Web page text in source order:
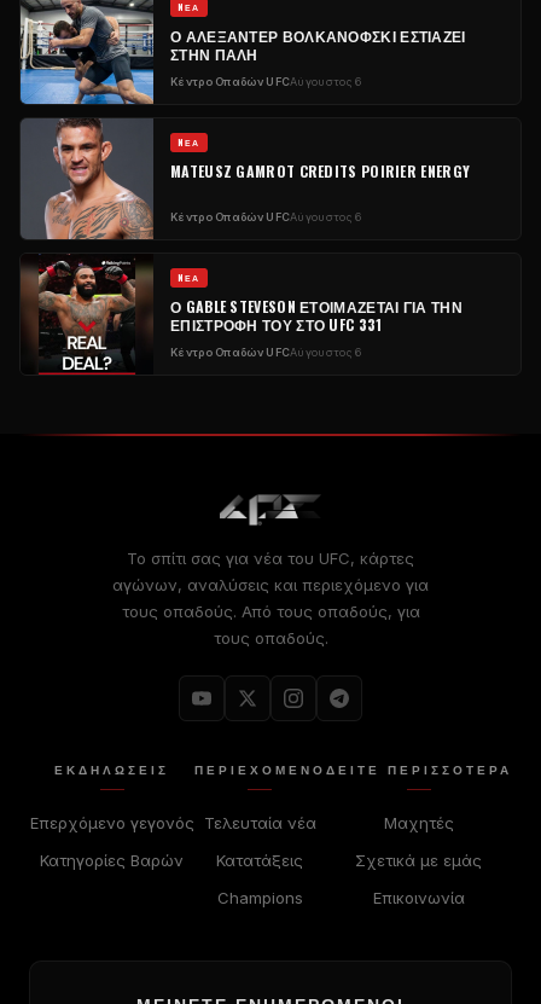
NΈΑ
Ο ΑΛΕΞΆΝΤΕΡ ΒΟΛΚΑΝΌΦΣΚΙ ΕΣΤΙΆΖΕΙ
ΣΤΗΝ ΠΆΛΗ
Κέντρο Οπαδών UFCΑύγουστος 6
NΈΑ
MATEUSZ GAMROT CREDITS POIRIER ENERGY
Κέντρο Οπαδών UFCΑύγουστος 6
NΈΑ
Ο GABLE STEVESON ΕΤΟΙΜΆΖΕΤΑΙ ΓΙΑ ΤΗΝ
ΕΠΙΣΤΡΟΦΉ ΤΟΥ ΣΤΟ UFC 331
Κέντρο Οπαδών UFCΑύγουστος 6
Το σπίτι σας για νέα του UFC, κάρτες
αγώνων, αναλύσεις και περιεχόμενο για
τους οπαδούς. Από τους οπαδούς, για
τους οπαδούς.
ΕΚΔΗΛΏΣΕΙΣ
Επερχόμενο γεγονός
Κατηγορίες Βαρών
ΠΕΡΙΕΧΌΜΕΝΟ
Τελευταία νέα
Κατατάξεις
Champions
ΔΕΊΤΕ ΠΕΡΙΣΣΟΤΕΡΑ
Μαχητές
Σχετικά με εμάς
Επικοινωνία